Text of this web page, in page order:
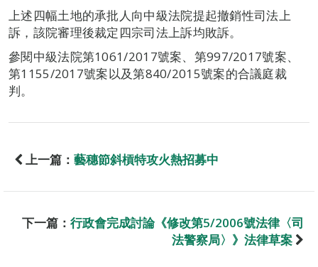
上述四幅土地的承批人向中級法院提起撤銷性司法上
訴，該院審理後裁定四宗司法上訴均敗訴。
參閱中級法院第1061/2017號案、第997/2017號案、
第1155/2017號案以及第840/2015號案的合議庭裁
判。
上一篇： 藝穗節斜槓特攻火熱招募中
下一篇： 行政會完成討論《修改第5/2006號法律〈司
法警察局〉》法律草案